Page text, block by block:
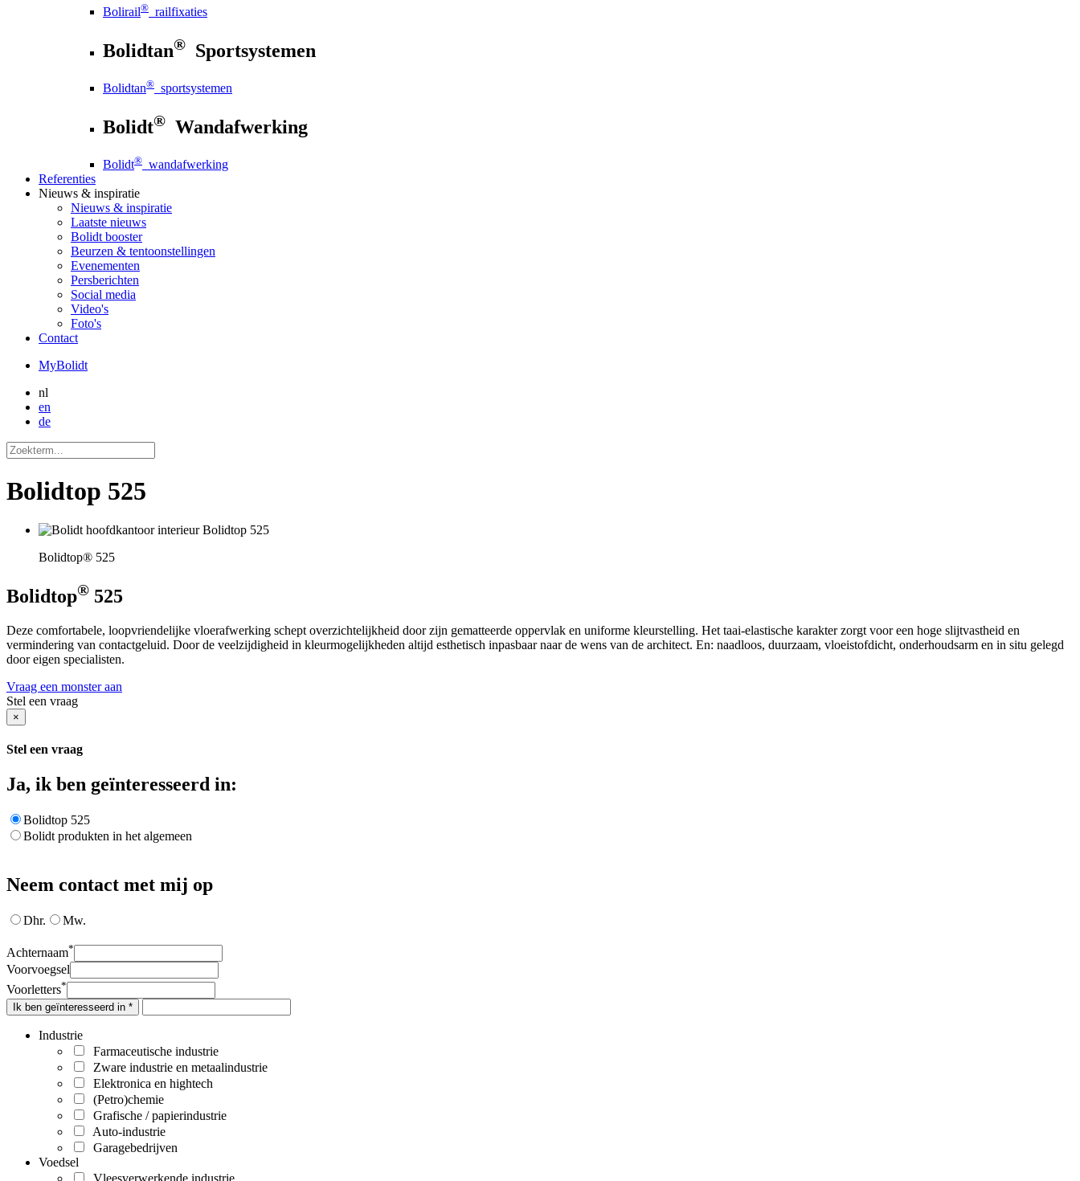
Bolirail® railfixaties
Bolidtan® Sportsystemen
Bolidtan® sportsystemen
Bolidt® Wandafwerking
Bolidt® wandafwerking
Referenties
Nieuws & inspiratie
Nieuws & inspiratie
Laatste nieuws
Bolidt booster
Beurzen & tentoonstellingen
Evenementen
Persberichten
Social media
Video's
Foto's
Contact
MyBolidt
nl
en
de
Bolidtop 525
Bolidtop® 525
Bolidtop® 525
Deze comfortabele, loopvriendelijke vloerafwerking schept overzichtelijkheid door zijn gematteerde oppervlak en uniforme kleurstelling. Het taai-elastische karakter zorgt voor een hoge slijtvastheid en
vermindering van contactgeluid. Door de veelzijdigheid in kleurmogelijkheden altijd esthetisch inpasbaar naar de wens van de architect. En: naadloos, duurzaam, vloeistofdicht, onderhoudsarm en in situ gelegd
door eigen specialisten.
Vraag een monster aan
Stel een vraag
×
Stel een vraag
Ja, ik ben geïnteresseerd in:
Bolidtop 525
Bolidt produkten in het algemeen
Neem contact met mij op
Dhr. Mw.
Achternaam*
Voorvoegsel
Voorletters*
Ik ben geïnteresseerd in *
Industrie
Farmaceutische industrie
Zware industrie en metaalindustrie
Elektronica en hightech
(Petro)chemie
Grafische / papierindustrie
Auto-industrie
Garagebedrijven
Voedsel
Vleesverwerkende industrie